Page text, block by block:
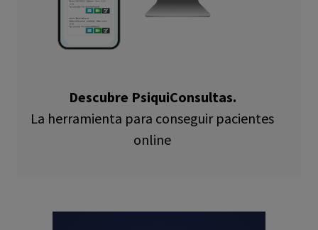
Descubre PsiquiConsultas.
La herramienta para conseguir pacientes
online